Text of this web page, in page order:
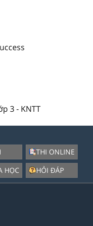
3 - KNTT
HỌC
THI ONLINE
HỎI ĐÁP